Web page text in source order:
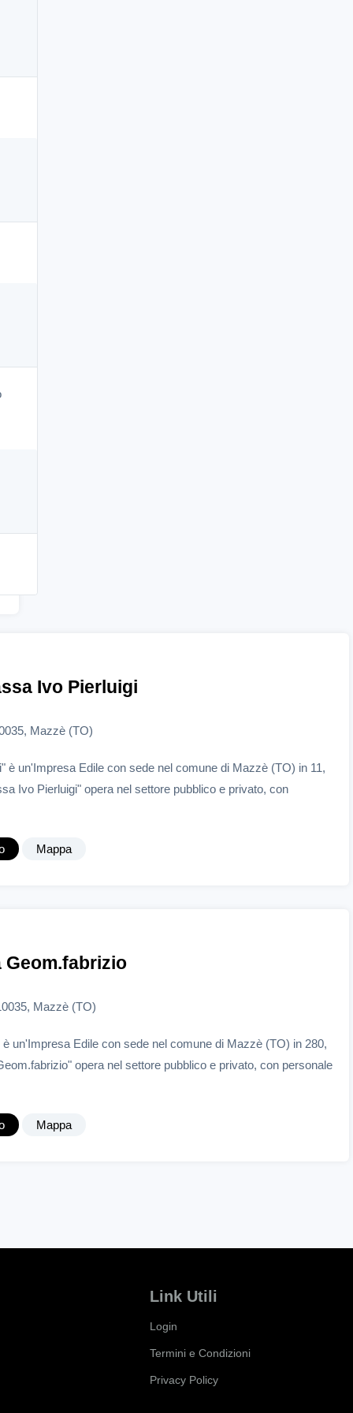
Ivo Pierluigi
Mazzè (TO)
è un'Impresa Edile con sede nel comune di Mazzè (TO) in 11,
Ivo Pierluigi" opera nel settore pubblico e privato, con
Mappa
Geom.fabrizio
Mazzè (TO)
un'Impresa Edile con sede nel comune di Mazzè (TO) in 280,
opera nel settore pubblico e privato, con personale
Mappa
Link Utili
Login
Termini e Condizioni
Privacy Policy